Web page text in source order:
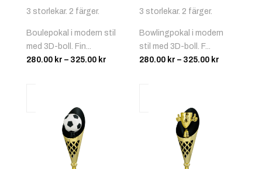
3 storlekar. 2 färger.
Boulepokal i modern stil
med 3D-boll. Fin...
280.00 kr – 325.00 krPrisintervall:
3 storlekar. 2 färger.
Bowlingpokal i modern
stil med 3D-boll. F...
280.00 kr – 325.00 kr